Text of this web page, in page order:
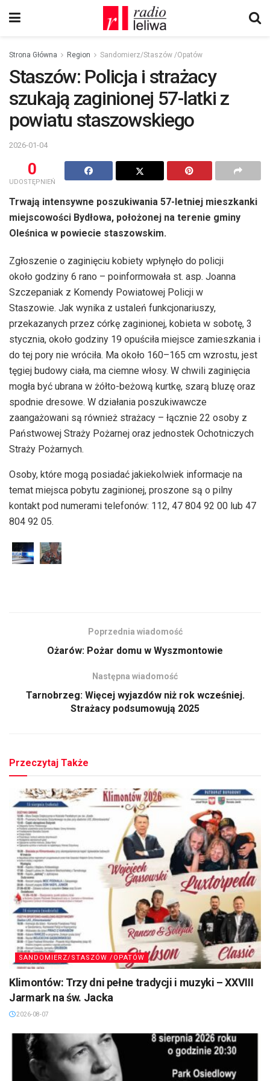
Strona Główna Region Sandomierz/Staszów /Opatów
Staszów: Policja i strażacy
szukają zaginionej 57-latki z
powiatu staszowskiego
2026-01-04
0
UDOSTĘPNIEŃ
Trwają intensywne poszukiwania 57-letniej mieszkanki
miejscowości Bydłowa, położonej na terenie gminy
Oleśnica w powiecie staszowskim.
Zgłoszenie o zaginięciu kobiety wpłynęło do policji
około godziny 6 rano – poinformowała st. asp. Joanna
Szczepaniak z Komendy Powiatowej Policji w
Staszowie. Jak wynika z ustaleń funkcjonariuszy,
przekazanych przez córkę zaginionej, kobieta w sobotę, 3
stycznia, około godziny 19 opuściła miejsce zamieszkania i
do tej pory nie wróciła. Ma około 160–165 cm wzrostu, jest
tęgiej budowy ciała, ma ciemne włosy. W chwili zaginięcia
mogła być ubrana w żółto-beżową kurtkę, szarą bluzę oraz
spodnie dresowe. W działania poszukiwawcze
zaangażowani są również strażacy – łącznie 22 osoby z
Państwowej Straży Pożarnej oraz jednostek Ochotniczych
Straży Pożarnych.
Osoby, które mogą posiadać jakiekolwiek informacje na
temat miejsca pobytu zaginionej, proszone są o pilny
kontakt pod numerami telefonów: 112, 47 804 92 00 lub 47
804 92 05.
Poprzednia wiadomość
Ożarów: Pożar domu w Wyszmontowie
Następna wiadomość
Tarnobrzeg: Więcej wyjazdów niż rok wcześniej.
Strażacy podsumowują 2025
Przeczytaj Także
SANDOMIERZ/STASZÓW /OPATÓW
Klimontów: Trzy dni pełne tradycji i muzyki – XXVIII
Jarmark na św. Jacka
2026-08-07